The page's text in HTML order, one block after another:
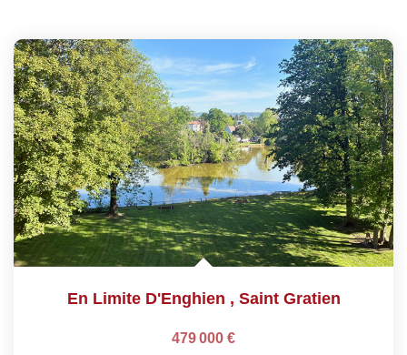
En Limite D'Enghien , Saint Gratien
479 000 €